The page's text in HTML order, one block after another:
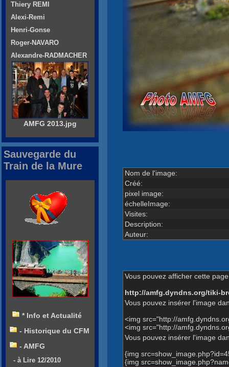
Nom de l'image:
Créé:
pixel image:
échelleImage:
Visites:
Description:
Auteur:
Vous pouvez afficher cette
http://amfg.dyndns.org/tiki-
Vous pouvez insérer l'image
<img src="http://
<img src="http://
Vous pouvez insérer l'image
{img
{img
Thiery REMI
Alexi-Remi
Henri-Gonse
Roger-NAVARO
Alexandre-RADMACHER
AMFG 2013.jpg
Sauvegarde du
Train de la Mure
* Info et Actualité
- Historique du CFM
- AMFG
- à Lire 12/2010